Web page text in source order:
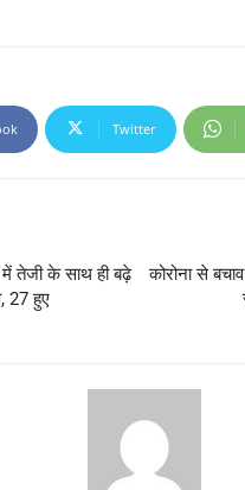
Twitter
तेजी के साथ ही बढ़े
27 हुए
कोरोना से